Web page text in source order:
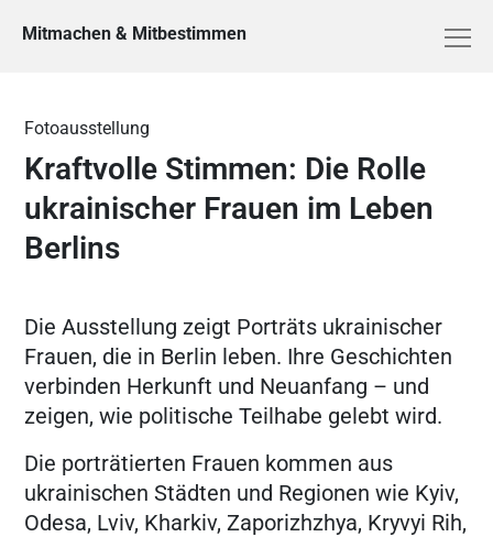
Mitmachen & Mitbestimmen
Fotoausstellung
Kraftvolle Stimmen: Die Rolle
ukrainischer Frauen im Leben
Berlins
Die Ausstellung zeigt Porträts ukrainischer
Frauen, die in Berlin leben. Ihre Geschichten
verbinden Herkunft und Neuanfang – und
zeigen, wie politische Teilhabe gelebt wird.
Die porträtierten Frauen kommen aus
ukrainischen Städten und Regionen wie Kyiv,
Odesa, Lviv, Kharkiv, Zaporizhzhya, Kryvyi Rih,